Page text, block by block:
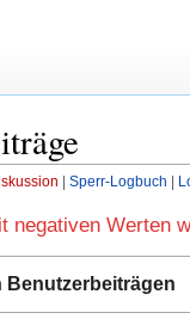
Sperr-Logbuch
negativen Werten
Benutzerbeiträgen